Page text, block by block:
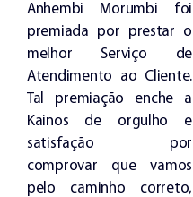
Anhembi Morumbi foi
premiada por prestar o
melhor Serviço de
Atendimento ao Cliente.
Tal premiação enche a
Kainos de orgulho e
satisfação por
comprovar que vamos
pelo caminho correto,